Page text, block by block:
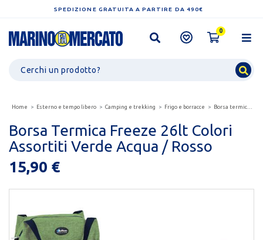
SPEDIZIONE GRATUITA A PARTIRE DA 490€
0
Home Esterno e tempo libero Camping e trekking Frigo e borracce Borsa termica freeze 26lt colori assortiti verde acqua...
Borsa Termica Freeze 26lt Colori
Assortiti Verde Acqua / Rosso
15,90 €